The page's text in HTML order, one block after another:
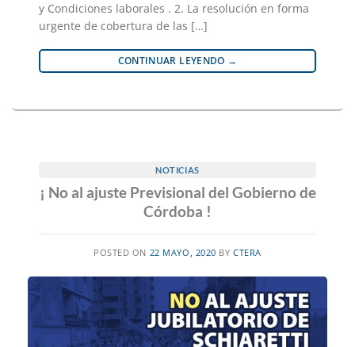
y Condiciones laborales . 2. La resolución en forma
urgente de cobertura de las […]
CONTINUAR LEYENDO →
NOTICIAS
¡ No al ajuste Previsional del Gobierno de
Córdoba !
POSTED ON 22 MAYO, 2020 BYCTERA